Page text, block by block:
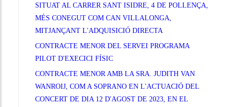
SITUAT AL CARRER SANT ISIDRE, 4 DE POLLENÇA,
MÉS CONEGUT COM CAN VILLALONGA,
MITJANÇANT L'ADQUISICIÓ DIRECTA
CONTRACTE MENOR DEL SERVEI PROGRAMA
PILOT D'EXECICI FÍSIC
CONTRACTE MENOR AMB LA SRA. JUDITH VAN
WANROIJ, COM A SOPRANO EN L'ACTUACIÓ DEL
CONCERT DE DIA 12 D'AGOST DE 2023, EN EL